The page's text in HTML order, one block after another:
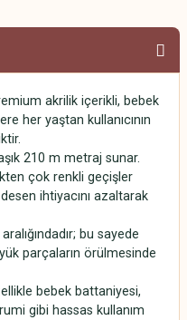
akrilik içerikli, bebek
her yaştan kullanıcının
210 m metraj sunar.
çok renkli geçişler
ihtiyacını azaltarak
bu sayede
parçaların örülmesinde
bebek battaniyesi,
gibi hassas kullanım